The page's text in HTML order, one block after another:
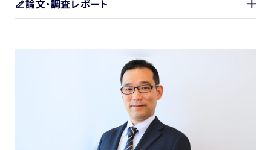
論文・調査レポート